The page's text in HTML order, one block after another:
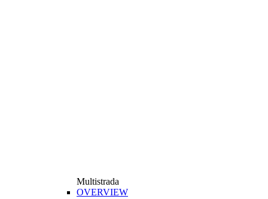
Multistrada
OVERVIEW